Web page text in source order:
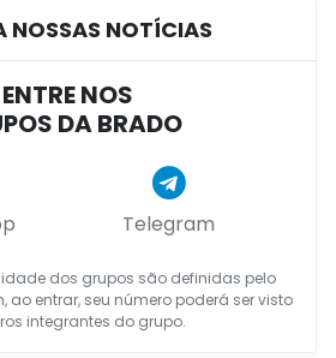
NOSSAS NOTÍCIAS
ENTRE NOS
DA BRADO
Telegram
dos grupos são definidas pelo
ao entrar, seu número poderá ser visto
integrantes do grupo.